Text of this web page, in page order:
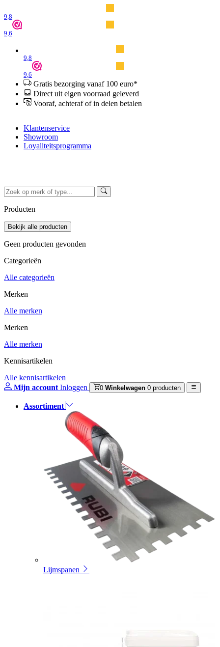
9,8
9,6
9,8
9,6
Gratis bezorging vanaf 100 euro*
Direct uit eigen voorraad geleverd
Vooraf, achteraf of in delen betalen
Klantenservice
Showroom
Loyaliteitsprogramma
Producten
Geen producten gevonden
Categorieën
Alle categorieën
Merken
Alle merken
Merken
Alle merken
Kennisartikelen
Alle kennisartikelen
Mijn account Inloggen 0 Winkelwagen 0 producten
Assortiment
Lijmspanen